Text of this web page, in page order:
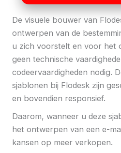
De visuele bouwer van
ontwerpen van de
u zich voorstelt en voor het
geen technische
codeervaardigheden nodig.
sjablonen bij Flodesk zijn
en bovendien responsief.
Daarom, wanneer u deze
het ontwerpen van een e-
kansen op meer verkopen.